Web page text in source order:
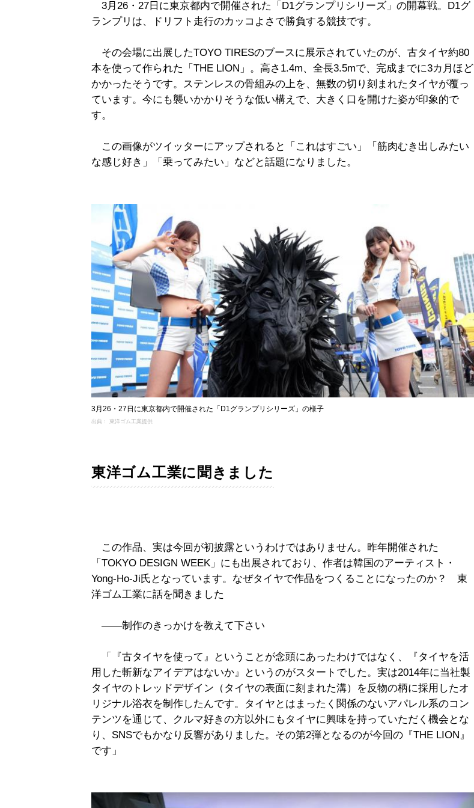
3月26・27日に東京都内で開催された「D1グランプリシリーズ」の開幕戦。D1グ
ランプリは、ドリフト走行のカッコよさで勝負する競技です。
その会場に出展したTOYO TIRESのブースに展示されていたのが、古タイヤ約80
本を使って作られた「THE LION」。高さ1.4m、全長3.5mで、完成までに3カ月ほど
かかったそうです。ステンレスの骨組みの上を、無数の切り刻まれたタイヤが覆っ
ています。今にも襲いかかりそうな低い構えで、大きく口を開けた姿が印象的で
す。
この画像がツイッターにアップされると「これはすごい」「筋肉むき出しみたい
な感じ好き」「乗ってみたい」などと話題になりました。
3月26・27日に東京都内で開催された「D1グランプリシリーズ」の様子
出典： 東洋ゴム工業提供
東洋ゴム工業に聞きました
この作品、実は今回が初披露というわけではありません。昨年開催された
「TOKYO DESIGN WEEK」にも出展されており、作者は韓国のアーティスト・
Yong-Ho-Ji氏となっています。なぜタイヤで作品をつくることになったのか？ 東
洋ゴム工業に話を聞きました
――制作のきっかけを教えて下さい
「『古タイヤを使って』ということが念頭にあったわけではなく、『タイヤを活
用した斬新なアイデアはないか』というのがスタートでした。実は2014年に当社製
タイヤのトレッドデザイン（タイヤの表面に刻まれた溝）を反物の柄に採用したオ
リジナル浴衣を制作したんです。タイヤとはまったく関係のないアパレル系のコン
テンツを通じて、クルマ好きの方以外にもタイヤに興味を持っていただく機会とな
り、SNSでもかなり反響がありました。その第2弾となるのが今回の『THE LION』
です」